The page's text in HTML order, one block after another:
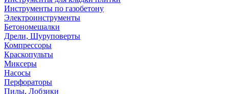
Инструменты по газобетону
Электроинструменты
Бетономешалки
Дрели, Шуруповерты
Компрессоры
Краскопульты
Миксеры
Насосы
Перфораторы
Пилы, Лобзики